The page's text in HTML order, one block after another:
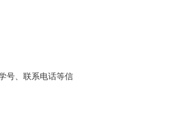
号、联系电话等信